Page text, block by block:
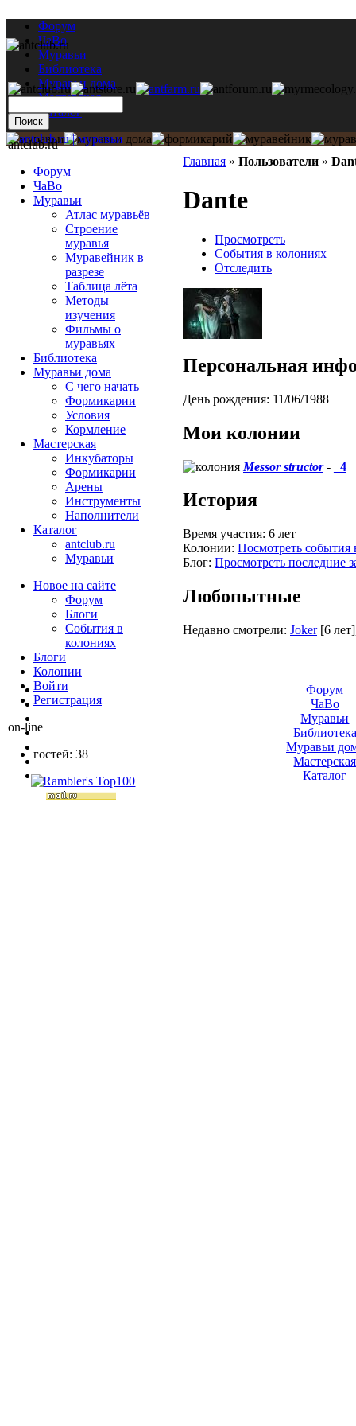
Форум
ЧаВо
Муравьи
Библиотека
Муравьи дома
Мастерская
Каталог
Главная » Пользователи »
Dante
Просмотреть
События в колониях
Отследить
Персональная
День рождения: 11/06/1988
Мои колонии
Messor structor- _4
История
Время участия: 6 лет
Колонии: Посмотреть события
Блог: Просмотреть последние
Любопытные
Недавно смотрели: Joker [6 лет]
antclub.ru
Форум
ЧаВо
Муравьи
Атлас муравьёв
Строение
муравья
Муравейник в
разрезе
Таблица лёта
Методы
изучения
Фильмы о
муравьях
Библиотека
Муравьи дома
С чего начать
Формикарии
Условия
Кормление
Мастерская
Инкубаторы
Формикарии
Арены
Инструменты
Наполнители
Каталог
antclub.ru
Муравьи
Новое на сайте
Форум
Блоги
События в
колониях
Блоги
Колонии
Войти
Peгиcтpaция
on-line
гостей: 38
Форум
ЧаВо
Муравьи
Библиотека
Муравьи
Мастерская
Каталог